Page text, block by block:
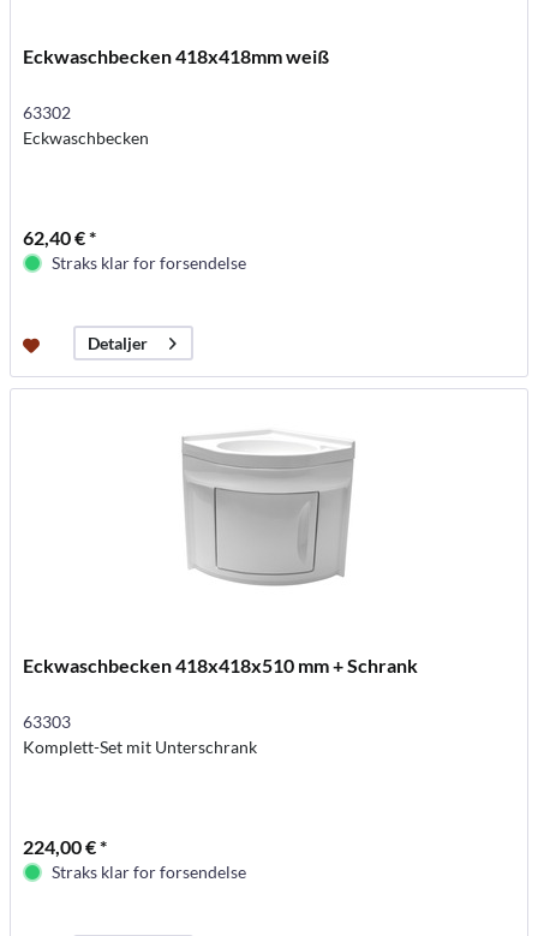
Eckwaschbecken 418x418mm weiß
63302
Eckwaschbecken
62,40 € *
Straks klar for forsendelse
Detaljer
Eckwaschbecken 418x418x510 mm + Schrank
63303
Komplett-Set mit Unterschrank
224,00 € *
Straks klar for forsendelse